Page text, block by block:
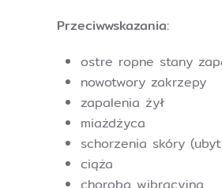
Przeciwwskazania:
ostre ropne stany
nowotwory zakrzepy
zapalenia żył
miażdżyca
schorzenia skóry
ciąża